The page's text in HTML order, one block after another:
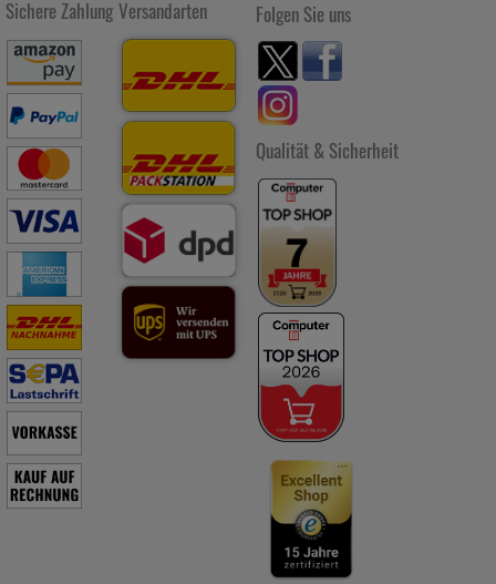
anzuzeigen und unser Partnerprogramm zu betreiben.
Statistik & Tracking:
Hierüber lassen sich Informationen über
die Art und Weise der Nutzung unserer Website sammeln, mit
deren Hilfe wir unsere Website weiter für Sie optimieren
können, den Inhalt auf unserer Website aber auch die Werbung
auf Drittseiten möglichst relevant für Sie zu gestalten. Bitte
beachten Sie, dass Daten hierfür teilweise an Dritte wie z.B.
Google oder soziale Medien übertragen werden.
Sichere Zahlung Versandarten Folgen Sie uns
Qualität & Sicherheit